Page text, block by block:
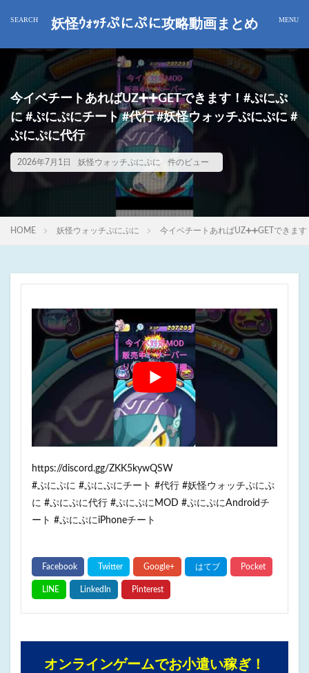
妖怪ｳｫｯﾁぷにぷに攻略動画まとめ
今イベチートあればUZ➕➕GETできます！#ぷにぷ
に #ぷにぷにチート #代行 #妖怪ウォッチぷにぷに #
ぷにぷに代行
2026年7月1日 妖怪ウォッチぷにぷに 件のビュー
HOME 妖怪ウォッチぷにぷに 今イベチートあればUZ➕➕GETできま
https://discord.gg/ZKK5kywQSW
#ぷにぷに #ぷにぷにチート #代行 #妖怪ウォッチぷにぷ
に #ぷにぷに代行 #ぷにぷにMOD #ぷにぷにAndroidチ
ート #ぷにぷにiPhoneチート
オンラインゲームでお小遣い稼ぎ！